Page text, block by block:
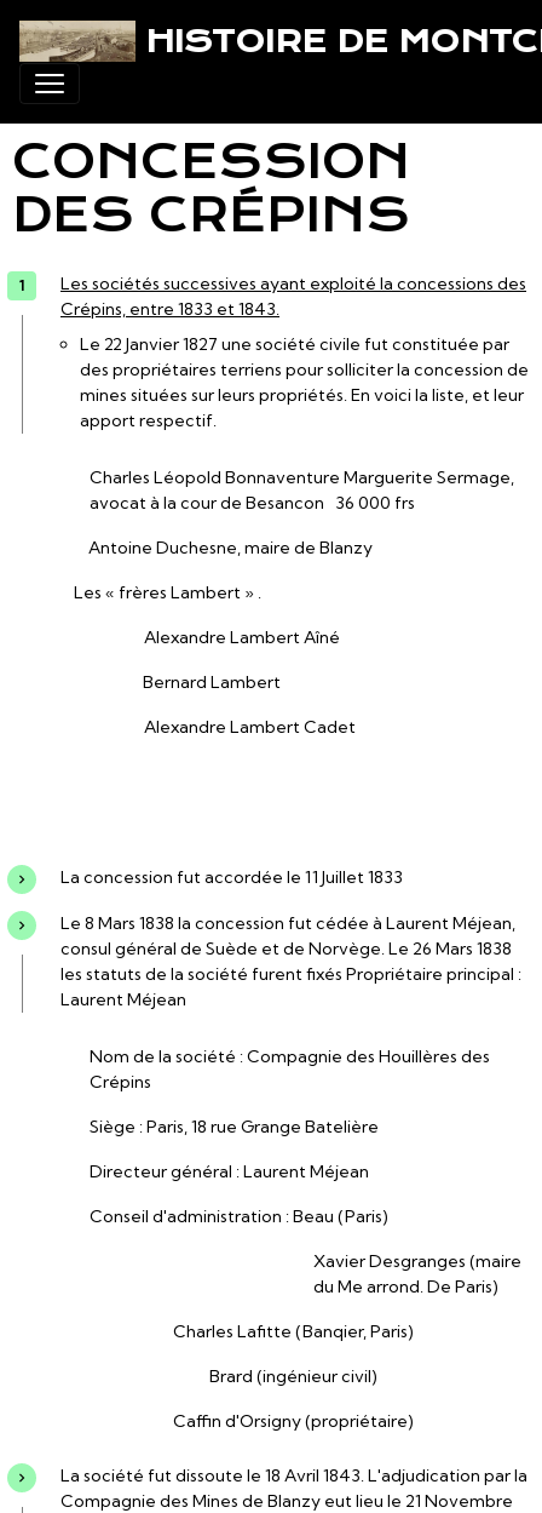
HISTOIRE DE
CONCESSION
DES CRÉPINS
Les sociétés successives ayant exploité la concessions des
Crépins, entre 1833 et 1843.
Le 22 Janvier 1827 une société civile fut constituée par
des propriétaires terriens pour solliciter la concession de
mines situées sur leurs propriétés. En voici la liste, et leur
apport respectif.
Charles Léopold Bonnaventure Marguerite Sermage,
avocat à la cour de Besancon 36 000 frs
Antoine Duchesne, maire de Blanzy
Les « frères Lambert » .
Alexandre Lambert Aîné
Bernard Lambert
Alexandre Lambert Cadet
La concession fut accordée le 11 Juillet 1833
Le 8 Mars 1838 la concession fut cédée à Laurent Méjean,
consul général de Suède et de Norvège. Le 26 Mars 1838
les statuts de la société furent fixés Propriétaire principal :
Laurent Méjean
Nom de la société : Compagnie des Houillères des
Crépins
Siège : Paris, 18 rue Grange Batelière
Directeur général : Laurent Méjean
Conseil d'administration : Beau (Paris)
Xavier Desgranges (maire
du Me arrond. De Paris)
Charles Lafitte (Banqier, Paris)
Brard (ingénieur civil)
Caffin d'Orsigny (propriétaire)
La société fut dissoute le 18 Avril 1843. L'adjudication par la
Compagnie des Mines de Blanzy eut lieu le 21 Novembre